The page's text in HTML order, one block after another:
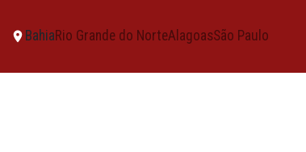
BahiaRio Grande do NorteAlagoasSão Paulo